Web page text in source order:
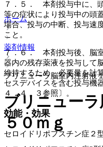
７．５． 本剤投与中に、
等の症状により投与中の頭
場合、投与の中断、投与速
こと。
７．６． 本剤投与後、脳
器内の残存薬液を投与して
維持するため、必要量を計
セスデバイスを含む投与機
４．４．３参照〕。
効能・効果
セロイドリポフスチン症２型
ホーム
薬剤情報
ブリニューラ脳室内注射液
ブリニューラ
５０ｍｇ